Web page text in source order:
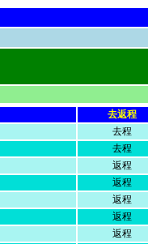
去返程
去程
去程
返程
返程
返程
返程
返程